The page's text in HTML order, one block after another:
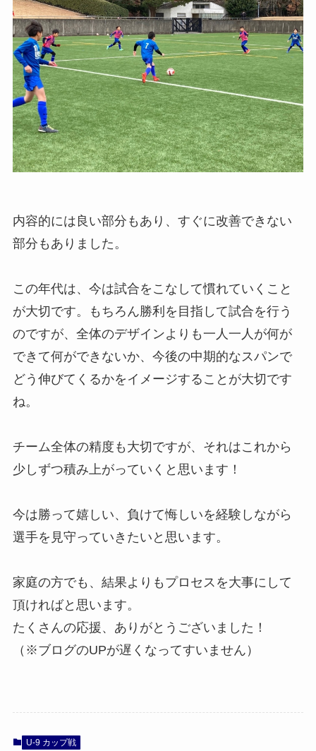
内容的には良い部分もあり、すぐに改善できない
部分もありました。
この年代は、今は試合をこなして慣れていくこと
が大切です。もちろん勝利を目指して試合を行う
のですが、全体のデザインよりも一人一人が何が
できて何ができないか、今後の中期的なスパンで
どう伸びてくるかをイメージすることが大切です
ね。
チーム全体の精度も大切ですが、それはこれから
少しずつ積み上がっていくと思います！
今は勝って嬉しい、負けて悔しいを経験しながら
選手を見守っていきたいと思います。
家庭の方でも、結果よりもプロセスを大事にして
頂ければと思います。
たくさんの応援、ありがとうございました！
（※ブログのUPが遅くなってすいません）
U-9 カップ戦